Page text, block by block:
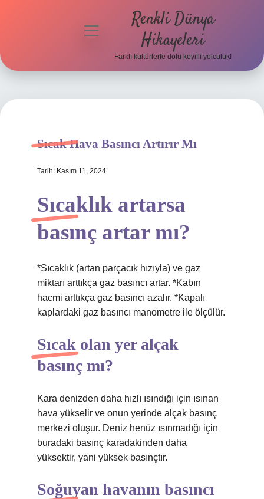
menüyü
Renkli Dünya
Hikayeleri
Farklı kültürlerle dolu keyifli yolculuk!
Sıcak Hava Basıncı Artırır Mı
Tarih: Kasım 11, 2024
Sıcaklık artarsa
basınç artar mı?
*Sıcaklık (artan parçacık hızıyla) ve gaz
miktarı arttıkça gaz basıncı artar. *Kabın
hacmi arttıkça gaz basıncı azalır. *Kapalı
kaplardaki gaz basıncı manometre ile ölçülür.
Sıcak olan yer alçak
basınç mı?
Kara denizden daha hızlı ısındığı için ısınan
hava yükselir ve onun yerinde alçak basınç
merkezi oluşur. Deniz henüz ısınmadığı için
buradaki basınç karadakinden daha
yüksektir, yani yüksek basınçtır.
Soğuyan havanın basıncı